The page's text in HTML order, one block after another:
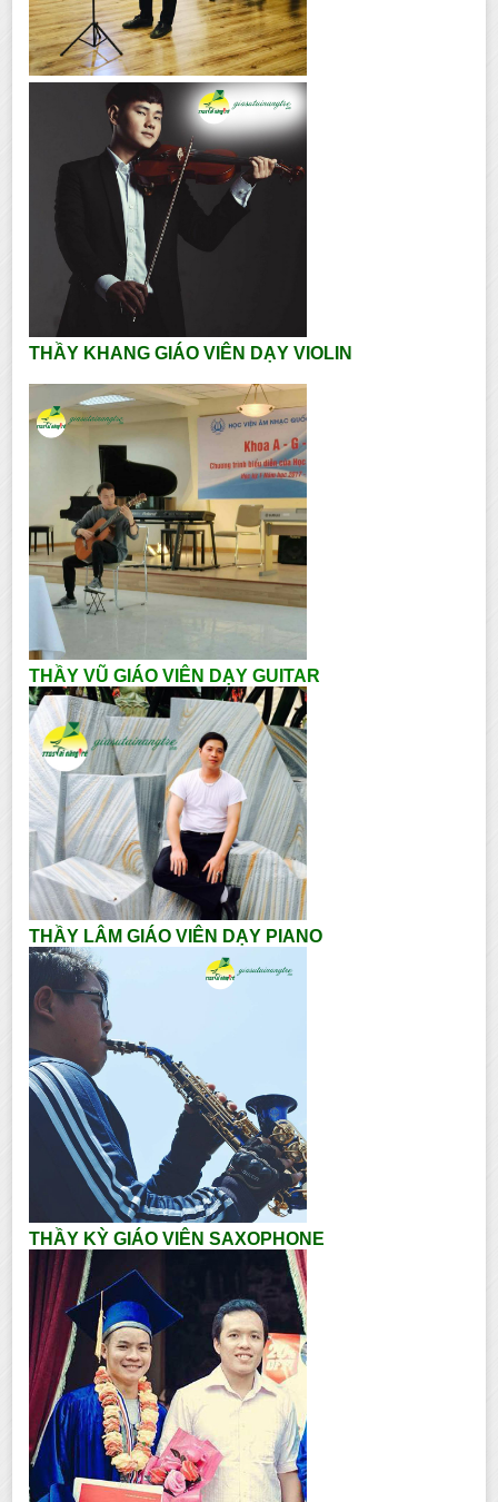
THẦY KHANG GIÁO VIÊN DẠY VIOLIN
THẦY VŨ GIÁO VIÊN DẠY GUITAR
THẦY LÂM GIÁO VIÊN DẠY PIANO
THẦY KỲ GIÁO VIÊN SAXOPHONE